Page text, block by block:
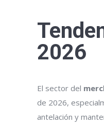
2026
El sector del
de 2026,
antelación y